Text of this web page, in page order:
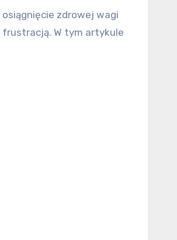
frustracją. W tym artykule